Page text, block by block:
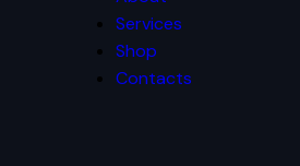
Services
Shop
Contacts